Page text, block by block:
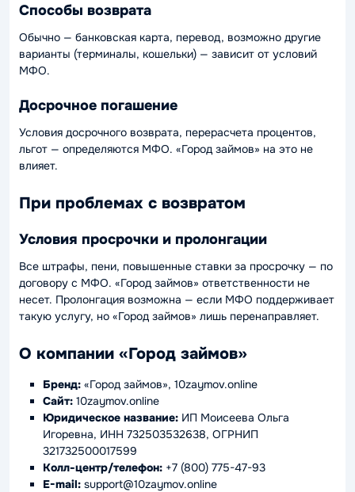
Способы возврата
Обычно — банковская карта, перевод, возможно другие
варианты (терминалы, кошельки) — зависит от условий
МФО.
Досрочное погашение
Условия досрочного возврата, перерасчета процентов,
льгот — определяются МФО. «Город займов» на это не
влияет.
При проблемах с возвратом
Условия просрочки и пролонгации
Все штрафы, пени, повышенные ставки за просрочку — по
договору с МФО. «Город займов» ответственности не
несет. Пролонгация возможна — если МФО поддерживает
такую услугу, но «Город займов» лишь перенаправляет.
О компании «Город займов»
Бренд: «Город займов», 10zaymov.online
Сайт: 10zaymov.online
Юридическое название: ИП Моисеева Ольга
Игоревна, ИНН 732503532638, ОГРНИП
321732500017599
Колл-центр/телефон: +7 (800) 775-47-93
E-mail: support@10zaymov.online